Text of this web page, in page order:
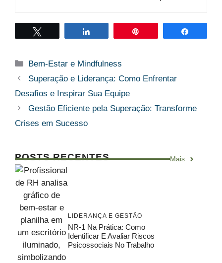
Compartilhar
Categorias
Bem-Estar e Mindfulness
Superação e Liderança: Como Enfrentar
Desafios e Inspirar Sua Equipe
Gestão Eficiente pela Superação: Transforme
Crises em Sucesso
POSTS RECENTES Mais
LIDERANÇA E GESTÃO
NR-1 Na Prática: Como
Identificar E Avaliar Riscos
Psicossociais No Trabalho